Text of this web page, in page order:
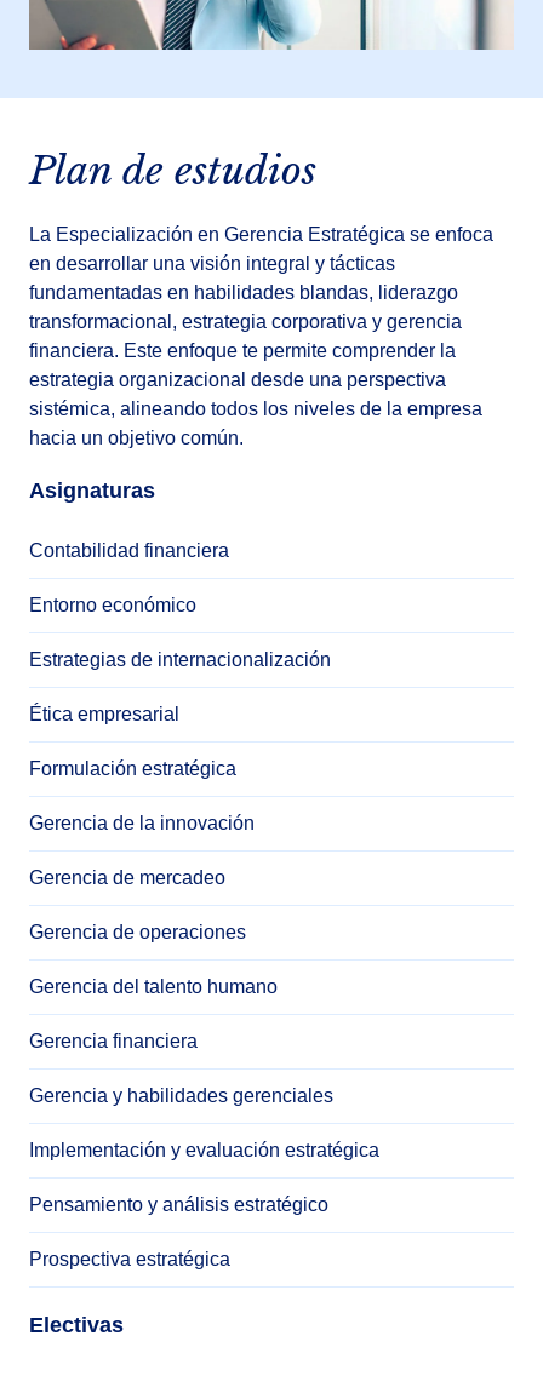
Plan de estudios
La Especialización en Gerencia Estratégica se enfoca
en desarrollar una visión integral y tácticas
fundamentadas en habilidades blandas, liderazgo
transformacional, estrategia corporativa y gerencia
financiera. Este enfoque te permite comprender la
estrategia organizacional desde una perspectiva
sistémica, alineando todos los niveles de la empresa
hacia un objetivo común.
Asignaturas
Contabilidad financiera
Entorno económico
Estrategias de internacionalización
Ética empresarial
Formulación estratégica
Gerencia de la innovación
Gerencia de mercadeo
Gerencia de operaciones
Gerencia del talento humano
Gerencia financiera
Gerencia y habilidades gerenciales
Implementación y evaluación estratégica
Pensamiento y análisis estratégico
Prospectiva estratégica
Electivas